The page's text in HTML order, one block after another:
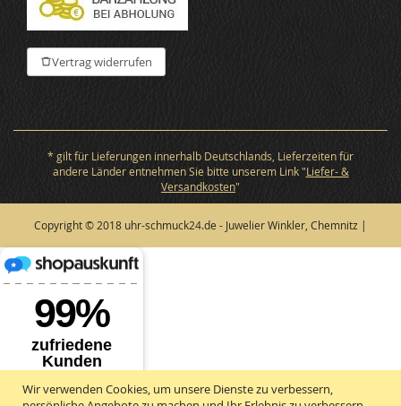
Vertrag widerrufen
* gilt für Lieferungen innerhalb Deutschlands, Lieferzeiten für
andere Länder entnehmen Sie bitte unserem Link "Liefer- &
Versandkosten"
Copyright © 2018 uhr-schmuck24.de - Juwelier Winkler, Chemnitz |
Wir verwenden Cookies, um unsere Dienste zu verbessern,